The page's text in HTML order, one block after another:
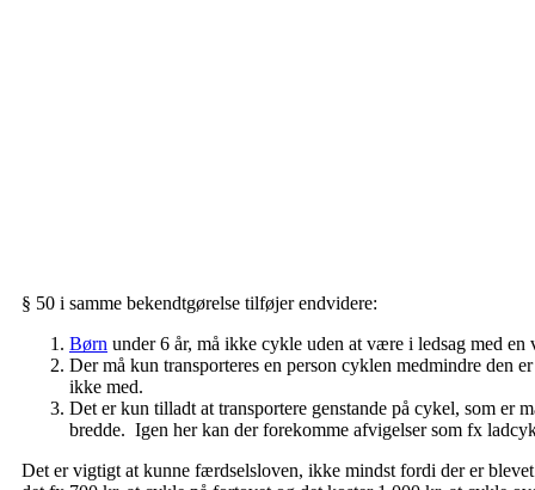
§ 50 i samme bekendtgørelse tilføjer endvidere:
Børn under 6 år, må ikke cykle uden at være i ledsag med en
Der må kun transporteres en person cyklen medmindre den
ikke med.
Det er kun tilladt at transportere genstande på cykel, som er
bredde. Igen her kan der forekomme afvigelser som fx
Det er vigtigt at kunne færdselsloven, ikke mindst fordi der er